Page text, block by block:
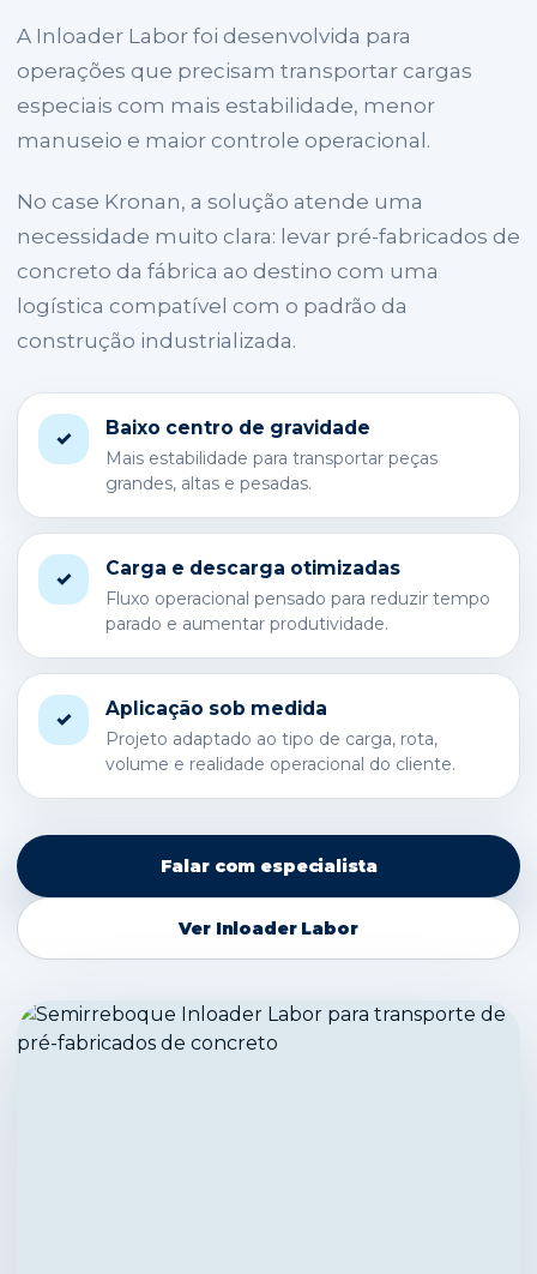
A Inloader Labor foi desenvolvida para
operações que precisam transportar cargas
especiais com mais estabilidade, menor
manuseio e maior controle operacional.
No case Kronan, a solução atende uma
necessidade muito clara: levar pré-fabricados de
concreto da fábrica ao destino com uma
logística compatível com o padrão da
construção industrializada.
✓ Baixo centro de gravidade
Mais estabilidade para transportar peças
grandes, altas e pesadas.
✓ Carga e descarga otimizadas
Fluxo operacional pensado para reduzir tempo
parado e aumentar produtividade.
✓ Aplicação sob medida
Projeto adaptado ao tipo de carga, rota,
volume e realidade operacional do cliente.
Falar com especialista
Ver Inloader Labor